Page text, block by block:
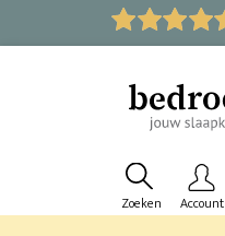
Zoeken Account